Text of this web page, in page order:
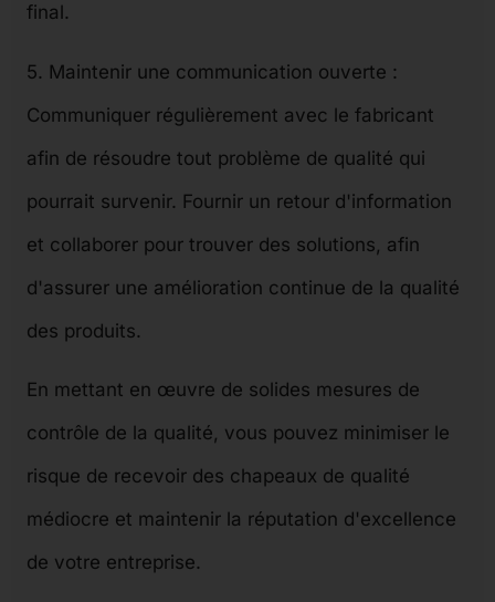
final.
5. Maintenir une communication ouverte :
Communiquer régulièrement avec le fabricant
afin de résoudre tout problème de qualité qui
pourrait survenir. Fournir un retour d'information
et collaborer pour trouver des solutions, afin
d'assurer une amélioration continue de la qualité
des produits.
En mettant en œuvre de solides mesures de
contrôle de la qualité, vous pouvez minimiser le
risque de recevoir des chapeaux de qualité
médiocre et maintenir la réputation d'excellence
de votre entreprise.